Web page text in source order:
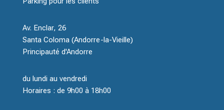
Av. Enclar, 26
Santa Coloma (Andorre-la-Vieille)
Principauté d'Andorre
du lundi au vendredi
Horaires : de 9h00 à 18h00